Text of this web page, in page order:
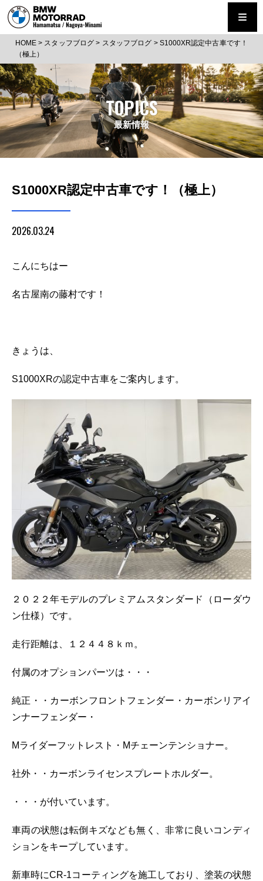
HOME > スタッフブログ > スタッフブログ > S1000XR認定中古車です！
（極上）
TOPICS
最新情報
S1000XR認定中古車です！（極上）
2026.03.24
こんにちはー
名古屋南の藤村です！
きょうは、
S1000XRの認定中古車をご案内します。
２０２２年モデルのプレミアムスタンダード（ローダウ
ン仕様）です。
走行距離は、１２４４８ｋｍ。
付属のオプションパーツは・・・
純正・・カーボンフロントフェンダー・カーボンリアイ
ンナーフェンダー・
Mライダーフットレスト・Mチェーンテンショナー。
社外・・カーボンライセンスプレートホルダー。
・・・が付いています。
車両の状態は転倒キズなども無く、非常に良いコンディ
ションをキープしています。
新車時にCR-1コーティングを施工しており、塗装の状態